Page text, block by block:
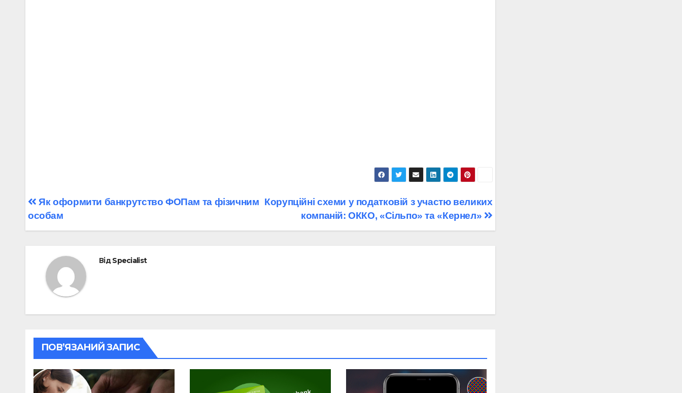
Навігація
записів
Корупційні схеми у податковій з участю великих
компаній: ОККО, «Сільпо» та «Кернел»
Як оформити банкрутство ФОПам та фізичним
особам
ВідSpecialist
ПОВ’ЯЗАНИЙ ЗАПИС